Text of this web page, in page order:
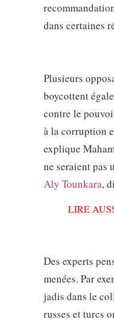
dans certaines
Plusieurs
boycottent
contre le
à la corruption
explique
ne seraient pas
Aly Tounkara,
LIRE
Des experts
menées. Par
jadis dans le
russes et turcs